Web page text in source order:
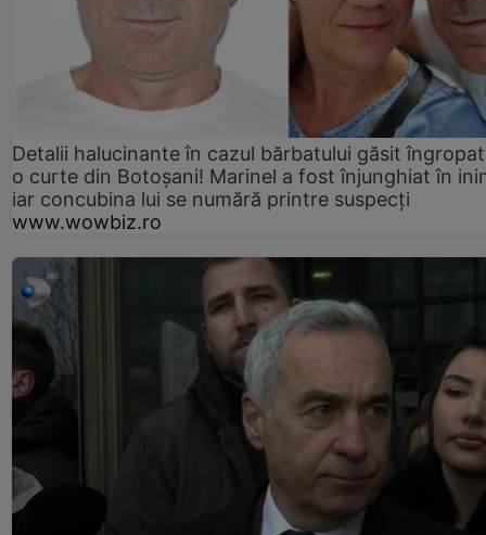
Detalii halucinante în cazul bărbatului găsit
o curte din Botoșani! Marinel a fost înjunghiat în
iar concubina lui se numără printre suspecți
www.wowbiz.ro